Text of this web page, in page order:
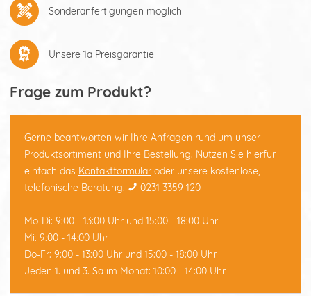
Sonderanfertigungen möglich
Unsere 1a Preisgarantie
Frage zum Produkt?
Gerne beantworten wir Ihre Anfragen rund um unser
Produktsortiment und Ihre Bestellung. Nutzen Sie hierfür
einfach das Kontaktformular oder unsere kostenlose,
telefonische Beratung:
0231 3359 120
Mo-Di: 9:00 - 13:00 Uhr und 15:00 - 18:00 Uhr
Mi: 9:00 - 14:00 Uhr
Do-Fr: 9:00 - 13:00 Uhr und 15:00 - 18:00 Uhr
Jeden 1. und 3. Sa im Monat: 10:00 - 14:00 Uhr